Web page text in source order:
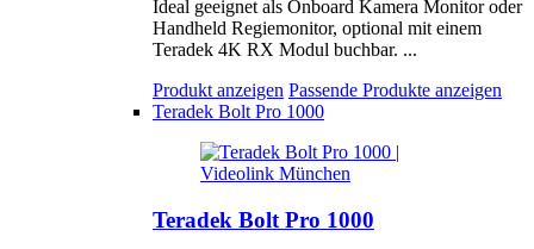
Ideal geeignet als Onboard Kamera Monitor oder
Handheld Regiemonitor, optional mit einem
Teradek 4K RX Modul buchbar. ...
Produkt anzeigen Passende Produkte anzeigen
Teradek Bolt Pro 1000
Teradek Bolt Pro 1000